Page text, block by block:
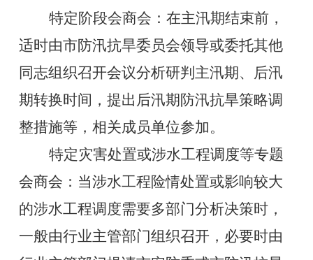
特定阶段会商会：在主汛期结束前，
适时由市防汛抗旱委员会领导或委托其他
同志组织召开会议分析研判主汛期、后汛
期转换时间，提出后汛期防汛抗旱策略调
整措施等，相关成员单位参加。
特定灾害处置或涉水工程调度等专题
会商会：当涉水工程险情处置或影响较大
的涉水工程调度需要多部门分析决策时，
一般由行业主管部门组织召开，必要时由